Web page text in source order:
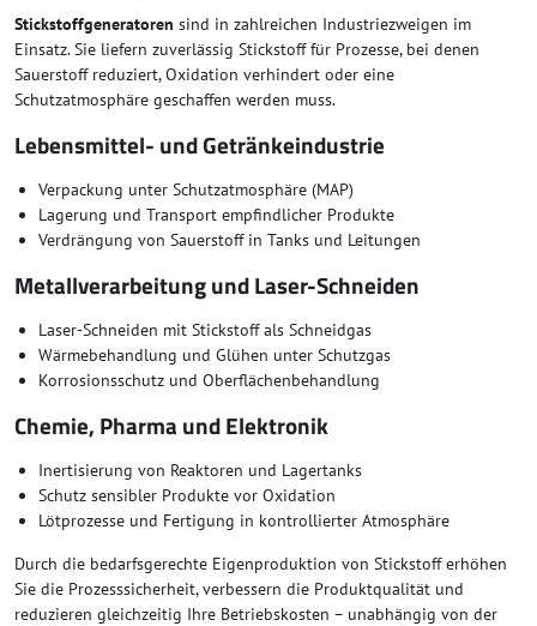
Stickstoffgeneratoren sind in zahlreichen Industriezweigen im
Einsatz. Sie liefern zuverlässig Stickstoff für Prozesse, bei denen
Sauerstoff reduziert, Oxidation verhindert oder eine
Schutzatmosphäre geschaffen werden muss.
Lebensmittel- und Getränkeindustrie
Verpackung unter Schutzatmosphäre (MAP)
Lagerung und Transport empfindlicher Produkte
Verdrängung von Sauerstoff in Tanks und Leitungen
Metallverarbeitung und Laser-Schneiden
Laser-Schneiden mit Stickstoff als Schneidgas
Wärmebehandlung und Glühen unter Schutzgas
Korrosionsschutz und Oberflächenbehandlung
Chemie, Pharma und Elektronik
Inertisierung von Reaktoren und Lagertanks
Schutz sensibler Produkte vor Oxidation
Lötprozesse und Fertigung in kontrollierter Atmosphäre
Durch die bedarfsgerechte Eigenproduktion von Stickstoff erhöhen
Sie die Prozesssicherheit, verbessern die Produktqualität und
reduzieren gleichzeitig Ihre Betriebskosten – unabhängig von der